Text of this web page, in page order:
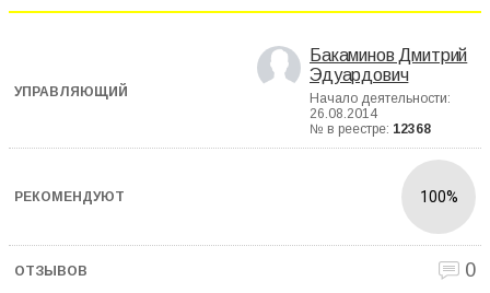
Бакаминов Дмитрий
Эдуардович
Начало деятельности:
26.08.2014
№ в реестре: 12368
100%
0